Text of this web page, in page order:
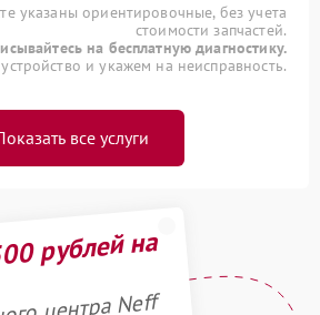
указаны ориентировочные, без учета
стоимости запчастей.
на бесплатную диагностику.
и укажем на неисправность.
все услуги
рублей на